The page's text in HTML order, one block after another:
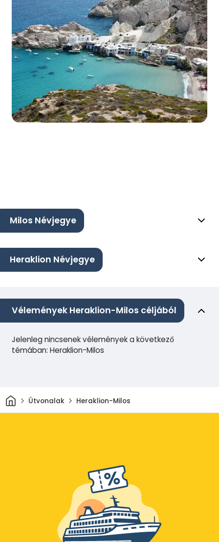
Milos Névjegye
Heraklion Névjegye
Vélemények Heraklion-Milos céljából
Jelenleg nincsenek vélemények a következő
témában: Heraklion-Milos
Otthon
Útvonalak Heraklion-Milos